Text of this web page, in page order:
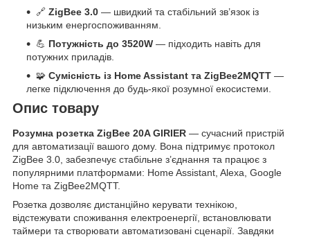
🔗 ZigBee 3.0 — швидкий та стабільний зв’язок із
низьким енергоспоживанням.
💪 Потужність до 3520W — підходить навіть для
потужних приладів.
🧩 Сумісність із Home Assistant та ZigBee2MQTT —
легке підключення до будь-якої розумної екосистеми.
Опис товару
Розумна розетка ZigBee 20A GIRIER — сучасний пристрій
для автоматизації вашого дому. Вона підтримує протокол
ZigBee 3.0, забезпечує стабільне з’єднання та працює з
популярними платформами: Home Assistant, Alexa, Google
Home та ZigBee2MQTT.
Розетка дозволяє дистанційно керувати технікою,
відстежувати споживання електроенергії, встановлювати
таймери та створювати автоматизовані сценарії. Завдяки